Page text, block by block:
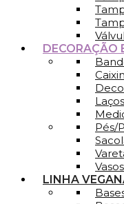
DECORAÇÃO
Pés/
LINHA